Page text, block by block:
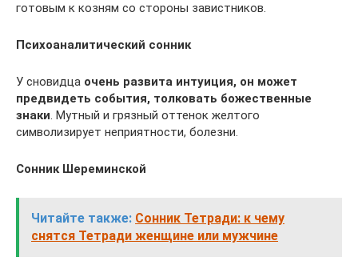
готовым к козням со стороны завистников.
Психоаналитический сонник
У сновидца очень развита интуиция, он может
предвидеть события, толковать божественные
знаки. Мутный и грязный оттенок желтого
символизирует неприятности, болезни.
Сонник Шереминской
Читайте также: Сонник Тетради: к чему
снятся Тетради женщине или мужчине